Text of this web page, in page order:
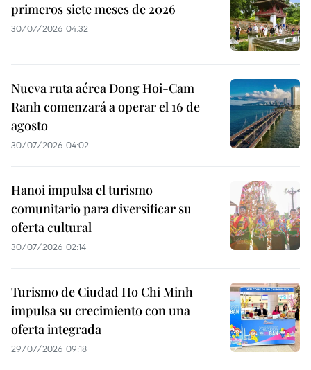
primeros siete meses de 2026
30/07/2026 04:32
Nueva ruta aérea Dong Hoi-Cam
Ranh comenzará a operar el 16 de
agosto
30/07/2026 04:02
Hanoi impulsa el turismo
comunitario para diversificar su
oferta cultural
30/07/2026 02:14
Turismo de Ciudad Ho Chi Minh
impulsa su crecimiento con una
oferta integrada
29/07/2026 09:18